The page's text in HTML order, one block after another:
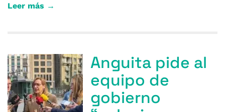
Leer más →
Anguita pide al
equipo de
gobierno